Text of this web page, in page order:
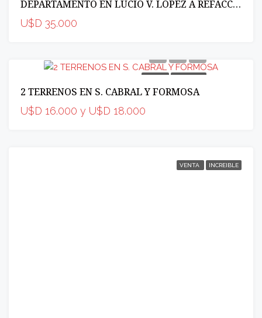
DEPARTAMENTO EN LUCIO V. LOPEZ A REFACCIONAR
U$D 35.000
2 TERRENOS EN S. CABRAL Y FORMOSA
U$D 16.000 y U$D 18.000
VENTA INCREIBLE